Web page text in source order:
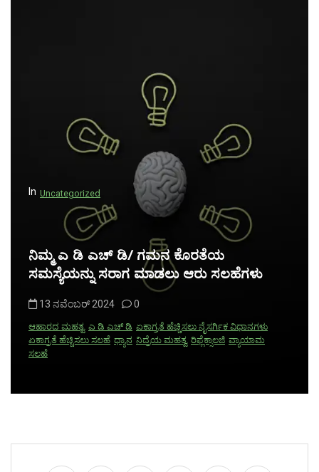
In Uncategorized
ನಿಮ್ಮ ಎ ಡಿ ಎಚ್ ಡಿ/ ಗಮನ ಕೊರತೆಯ
ಸಮಸ್ಯೆಯನ್ನು ಸರಾಗ ಮಾಡಲು ಆರು ಸಲಹೆಗಳು
13 ನವೆಂಬರ್ 2024 0
ಆಹಾರದ ಮಹತ್ವ ಎ ಡಿ ಎಚ್ ಡಿ ಏಕಾಗ್ರತೆ ಹೆಚ್ಚಿಸಲು ನೈಸರ್ಗಿಕ ವಿಧಾನಗಳು
ಏಕಾಗ್ರತೆ ಹೆಚ್ಚಿಸಲು ಸಲಹೆ ಧ್ಯಾನ ನಿದ್ರೆಯ ಮಹತ್ವ ರಿಫ್ಲೆಕ್ಸಾಲಜಿ ವ್ಯಾಯಾಮ
ಸಲಹೆ